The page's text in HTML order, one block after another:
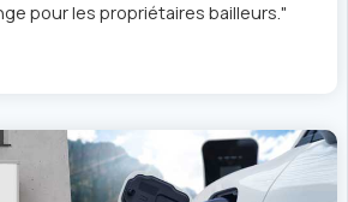
pour les propriétaires bailleurs."